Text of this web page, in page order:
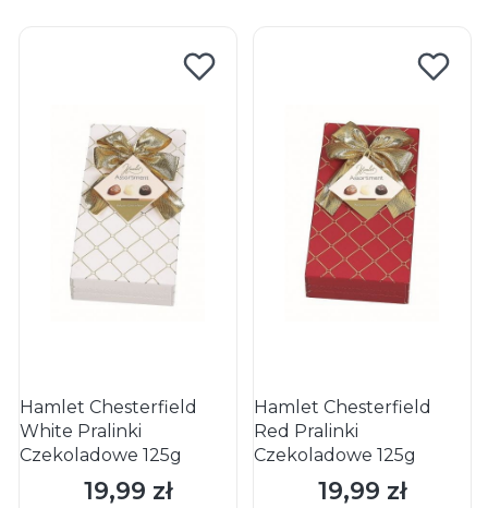
Hamlet Chesterfield
White Pralinki
Czekoladowe 125g
Cena
19,99 zł
Hamlet Chesterfield
Red Pralinki
Czekoladowe 125g
Cena
19,99 zł